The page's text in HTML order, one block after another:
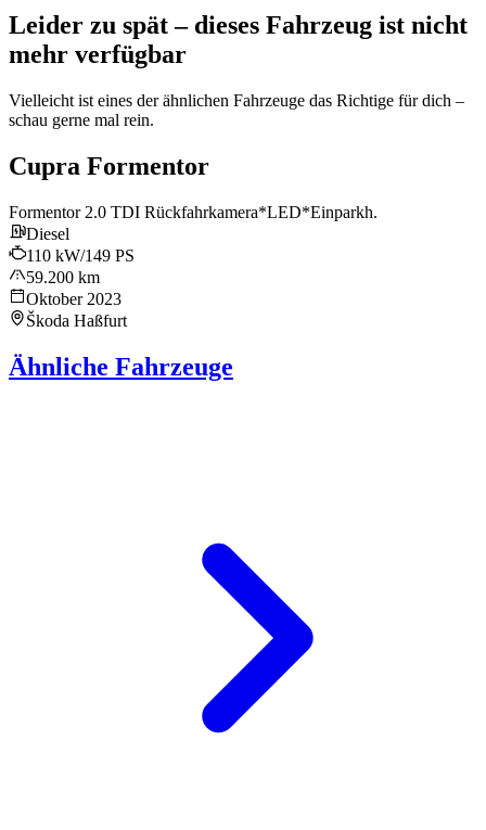
Leider zu spät – dieses Fahrzeug ist nicht
mehr verfügbar
Vielleicht ist eines der ähnlichen Fahrzeuge das Richtige für dich –
schau gerne mal rein.
Cupra Formentor
Formentor 2.0 TDI Rückfahrkamera*LED*Einparkh.
Diesel
110 kW/149 PS
59.200 km
Oktober 2023
Škoda Haßfurt
Ähnliche Fahrzeuge